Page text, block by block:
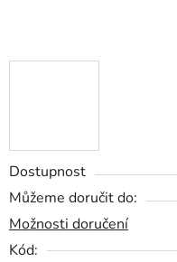
Dostupnost
Můžeme doručit do:
Možnosti doručení
Kód: